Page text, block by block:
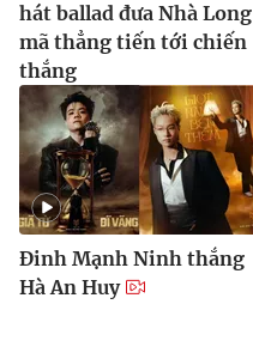
hát ballad đưa Nhà Long
mã thẳng tiến tới chiến
thắng
Đinh Mạnh Ninh thắng
Hà An Huy